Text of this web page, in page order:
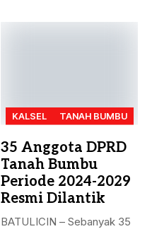
KALSEL TANAH BUMBU
35 Anggota DPRD
Tanah Bumbu
Periode 2024-2029
Resmi Dilantik
BATULICIN – Sebanyak 35